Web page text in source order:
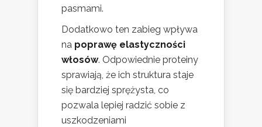
pasmami.
Dodatkowo ten zabieg wpływa
na poprawę elastyczności
włosów. Odpowiednie proteiny
sprawiają, że ich struktura staje
się bardziej sprężysta, co
pozwala lepiej radzić sobie z
uszkodzeniami